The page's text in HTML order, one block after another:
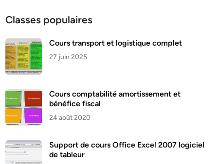
Classes populaires
Cours transport et logistique complet
27 juin 2025
Cours comptabilité amortissement et
bénéfice fiscal
24 août 2020
Support de cours Office Excel 2007 logiciel
de tableur